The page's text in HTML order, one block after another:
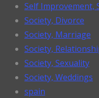
Self Improvement,
Society, Divorce
Society, Marriage
Society,
Society, Sexuality
Society, Weddings
spain